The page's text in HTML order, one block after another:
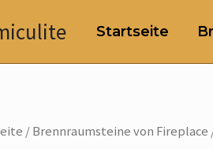
Startseite
/Brennraumsteine von Fireplace